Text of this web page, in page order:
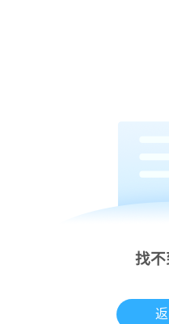
找